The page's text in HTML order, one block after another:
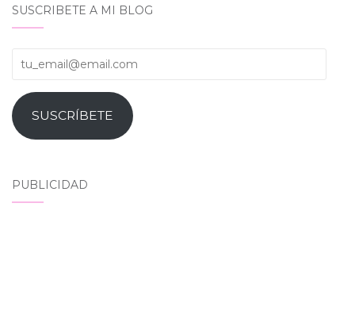
SUSCRIBETE A MI BLOG
tu_email@email.com
SUSCRÍBETE
PUBLICIDAD